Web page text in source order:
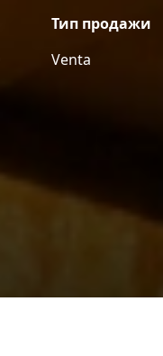
Тип продажи
Venta